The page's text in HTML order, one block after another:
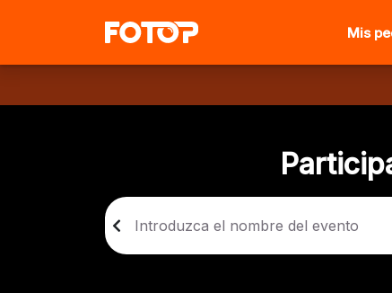
Mis